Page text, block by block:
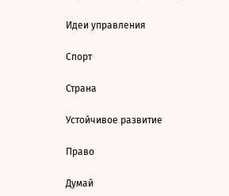
Идеи управления
Спорт
Страна
Устойчивое развитие
Право
Думай